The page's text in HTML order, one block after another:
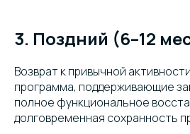
3. Поздний (6–12
Возврат к привычной
программа, поддерживающие
полное функциональное
долговременная сохранность